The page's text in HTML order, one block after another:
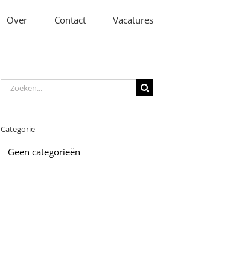
Over Contact Vacatures
Zoeken
naar:
Categorie
Geen categorieën